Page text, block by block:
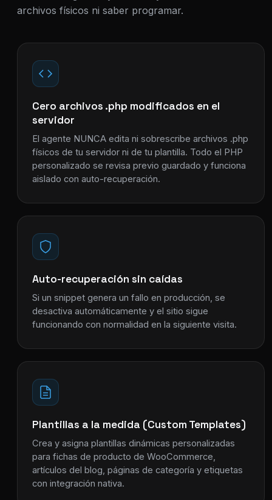
archivos físicos ni saber programar.
Cero archivos .php modificados en el
servidor
El agente NUNCA edita ni sobrescribe archivos .php
físicos de tu servidor ni de tu plantilla. Todo el PHP
personalizado se revisa previo guardado y funciona
aislado con auto-recuperación.
Auto-recuperación sin caídas
Si un snippet genera un fallo en producción, se
desactiva automáticamente y el sitio sigue
funcionando con normalidad en la siguiente visita.
Plantillas a la medida (Custom Templates)
Crea y asigna plantillas dinámicas personalizadas
para fichas de producto de WooCommerce,
artículos del blog, páginas de categoría y etiquetas
con integración nativa.